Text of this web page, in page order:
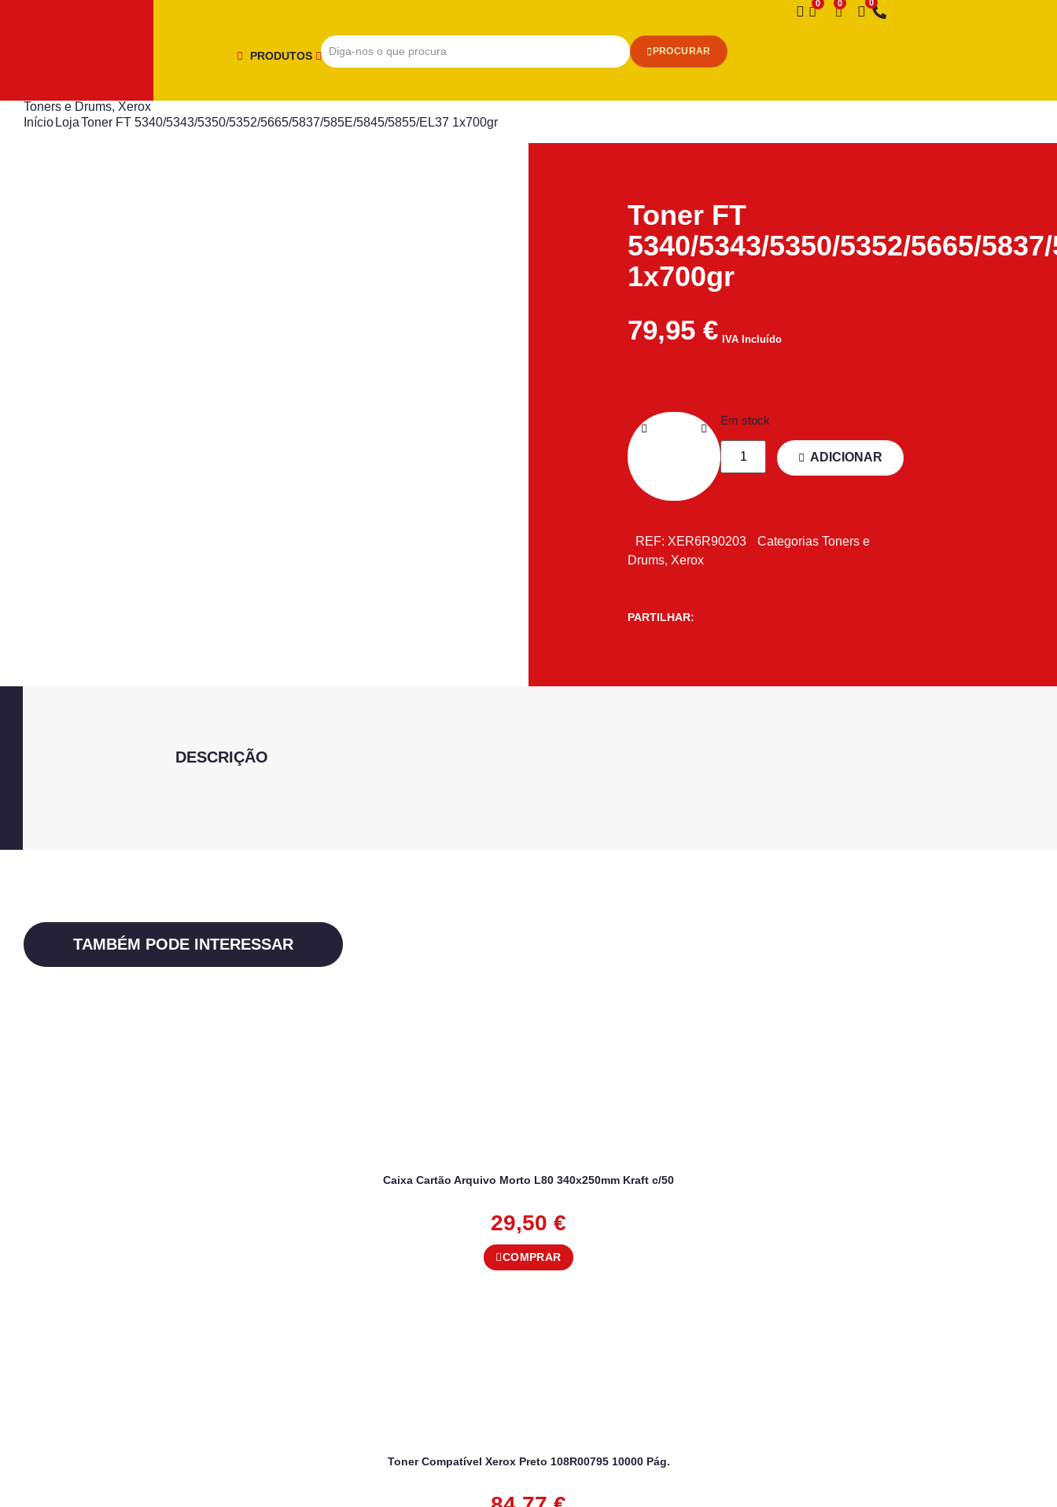
PRODUTOS PROCURAR
Desejo
Toners e Drums, Xerox
Início LojaToner FT 5340/5343/5350/5352/5665/5837/585E/5845/5855/EL37 1x700gr
Toner FT
5340/5343/5350/5352/5665/
1x700gr
79,95 € IVA Incluído
Em stock
ADICIONAR
REF: XER6R90203 Categorias Toners e
Drums, Xerox
PARTILHAR:
DESCRIÇÃO
TAMBÉM PODE INTERESSAR
Caixa Cartão Arquivo Morto L80 340x250mm Kraft c/50
29,50 €
COMPRAR
Toner Compatível Xerox Preto 108R00795 10000 Pág.